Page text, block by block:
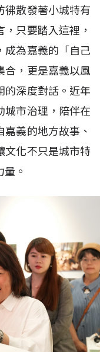
彿散發著小城特有
只要踏入這裡，
成為嘉義的「自己
合，更是嘉義以風
的深度對話。近年
城市治理，陪伴在
義的地方故事、
文化不只是城市特
。